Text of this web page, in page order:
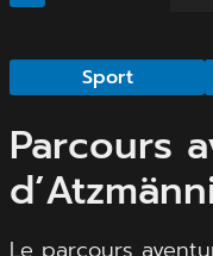
Sport
Parcours